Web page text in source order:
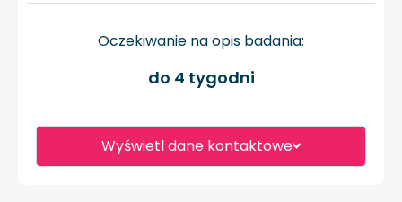
Wyświetl dane kontaktowe
Oczekiwanie na opis badania:
do 4 tygodni